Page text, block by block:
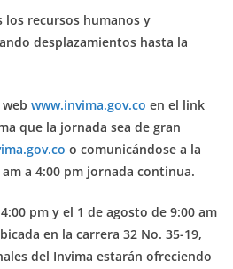
recursos humanos y
desplazamientos hasta la
www.invima.gov.co en el link
que la jornada sea de gran
o comunicándose a la
a 4:00 pm jornada continua.
pm y el 1 de agosto de 9:00 am
en la carrera 32 No. 35-19,
del Invima estarán ofreciendo